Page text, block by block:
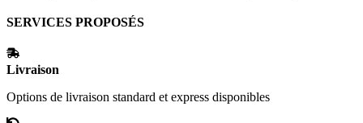
SERVICES PROPOSÉS
Livraison
Options de livraison standard et express disponibles